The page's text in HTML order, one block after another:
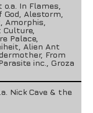
In Flames,
God, Alestorm,
Amorphis,
Culture,
Palace,
Alien Ant
From
inc., Groza
Nick Cave & the